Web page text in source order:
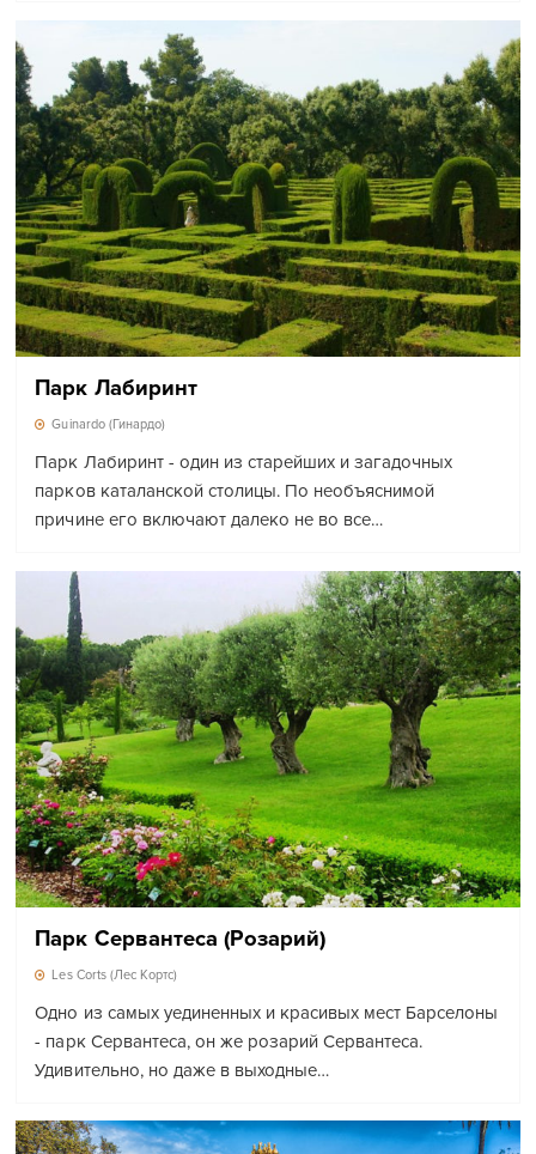
Парк Лабиринт
Guinardo (Гинардо)
Парк Лабиринт - один из старейших и загадочных
парков каталанской столицы. По необъяснимой
причине его включают далеко не во все…
Парк Сервантеса (розарий)
Les Corts (Лес Кортс)
Одно из самых уединенных и красивых мест Барселоны
- парк Сервантеса, он же розарий Сервантеса.
Удивительно, но даже в выходные…